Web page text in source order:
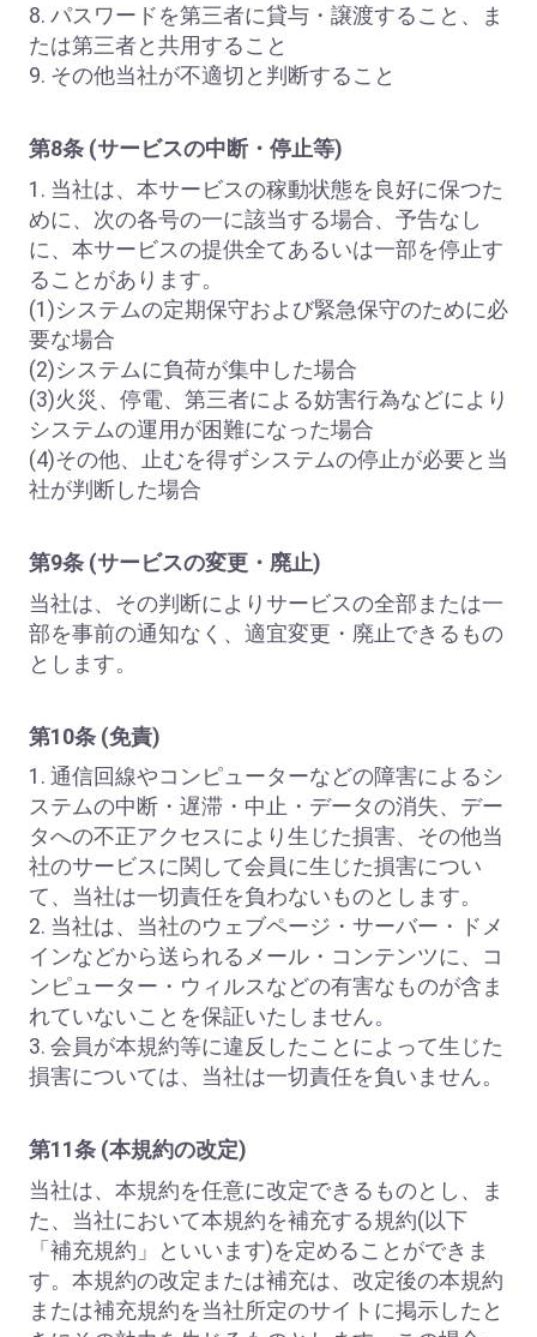
8. パスワードを第三者に貸与・譲渡すること、ま
たは第三者と共用すること
9. その他当社が不適切と判断すること
第8条 (サービスの中断・停止等)
1. 当社は、本サービスの稼動状態を良好に保つた
めに、次の各号の一に該当する場合、予告なし
に、本サービスの提供全てあるいは一部を停止す
ることがあります。
(1)システムの定期保守および緊急保守のために必
要な場合
(2)システムに負荷が集中した場合
(3)火災、停電、第三者による妨害行為などにより
システムの運用が困難になった場合
(4)その他、止むを得ずシステムの停止が必要と当
社が判断した場合
第9条 (サービスの変更・廃止)
当社は、その判断によりサービスの全部または一
部を事前の通知なく、適宜変更・廃止できるもの
とします。
第10条 (免責)
1. 通信回線やコンピューターなどの障害によるシ
ステムの中断・遅滞・中止・データの消失、デー
タへの不正アクセスにより生じた損害、その他当
社のサービスに関して会員に生じた損害につい
て、当社は一切責任を負わないものとします。
2. 当社は、当社のウェブページ・サーバー・ドメ
インなどから送られるメール・コンテンツに、コ
ンピューター・ウィルスなどの有害なものが含ま
れていないことを保証いたしません。
3. 会員が本規約等に違反したことによって生じた
損害については、当社は一切責任を負いません。
第11条 (本規約の改定)
当社は、本規約を任意に改定できるものとし、ま
た、当社において本規約を補充する規約(以下
「補充規約」といいます)を定めることができま
す。本規約の改定または補充は、改定後の本規約
または補充規約を当社所定のサイトに掲示したと